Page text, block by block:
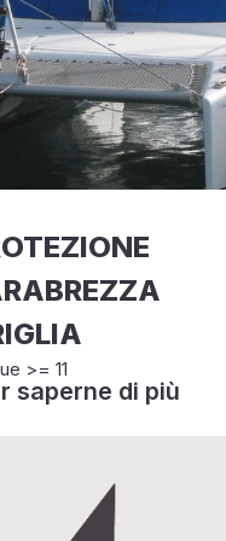
>= 11
saperne di più